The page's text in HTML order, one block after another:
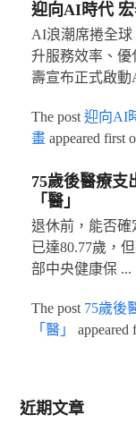
迎向AI時代
AI浪潮席捲全
升服務效率、優
壽宣布正式啟動
The post 迎向AI
畫appeared first
75歲後醫療支
「醫」
退休前，能否
已達80.77歲，
部中央健康保 ...
The post 75歲後
「醫」
appeared
近期文章